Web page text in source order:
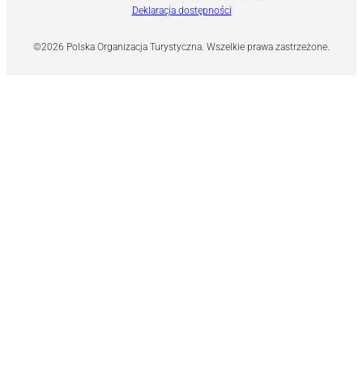
©2026 Polska Organizacja Turystyczna. Wszelkie prawa zastrzeżone.
Deklaracja dostępności